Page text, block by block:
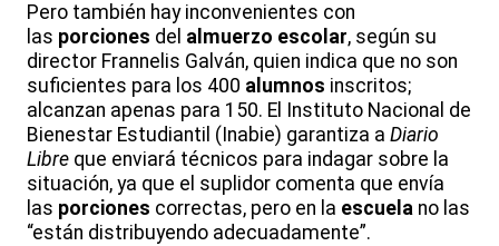
Pero también hay inconvenientes con
las porciones del almuerzo escolar, según su
director Frannelis Galván, quien indica que no son
suficientes para los 400 alumnos inscritos;
alcanzan apenas para 150. El Instituto Nacional de
Bienestar Estudiantil (Inabie) garantiza a Diario
Libre que enviará técnicos para indagar sobre la
situación, ya que el suplidor comenta que envía
las porciones correctas, pero en la escuela no las
“están distribuyendo adecuadamente”.